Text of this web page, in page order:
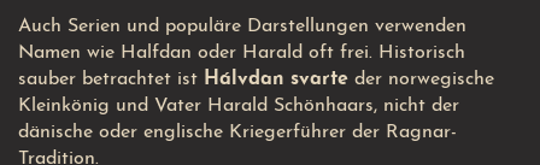
Auch Serien und populäre Darstellungen verwenden
Namen wie Halfdan oder Harald oft frei. Historisch
sauber betrachtet ist Hálvdan svarte der norwegische
Kleinkönig und Vater Harald Schönhaars, nicht der
dänische oder englische Kriegerführer der Ragnar-
Tradition.